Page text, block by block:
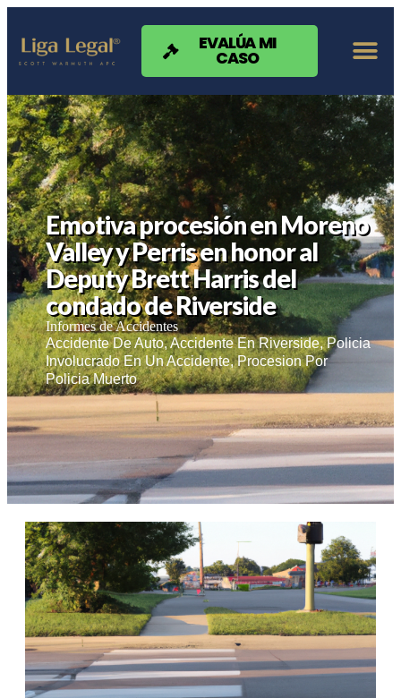
Nota:
sitio
web
sistema
de
accesibilidad.
EVALÚA MI
CASO
Emotiva procesión en Moreno
Valley y Perris en honor al
Deputy Brett Harris del
condado de Riverside
Informes de Accidentes
Accidente De Auto,Accidente En Riverside,Policia
Involucrado En Un Accidente,Procesion Por
Policia Muerto